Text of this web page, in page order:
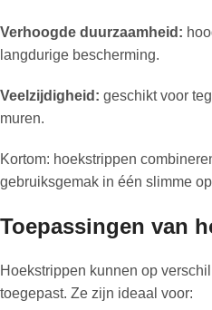
Verhoogde duurzaamheid:
langdurige bescherming.
Veelzijdigheid: geschikt voor
muren.
Kortom: hoekstrippen
gebruiksgemak in één slimme
Toepassingen van
Hoekstrippen kunnen op
toegepast. Ze zijn ideaal voor: